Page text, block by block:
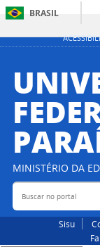
BRASIL
MINISTÉRIO DA
Buscar no portal
Sisu